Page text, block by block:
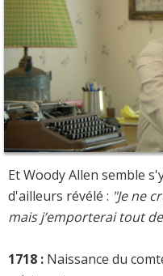
Et Woody Allen semble
d'ailleurs révélé : "Je ne
mais j’emporterai tout
1718 : Naissance du